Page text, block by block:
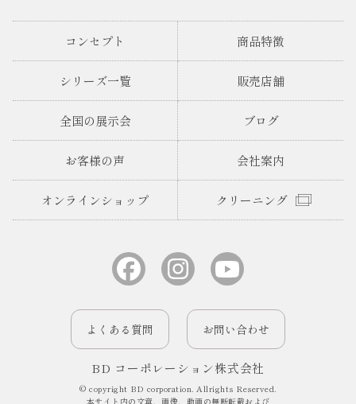
コンセプト 商品特徴
シリーズ一覧 販売店舗
全国の展示会 ブログ
お客様の声 会社案内
オンラインショップ クリーニング
よくある質問 お問い合わせ
BD コーポレーション株式会社
© copyright BD corporation. Allrights Reserved.
本サイト内の文章、画像、動画の無断転載および